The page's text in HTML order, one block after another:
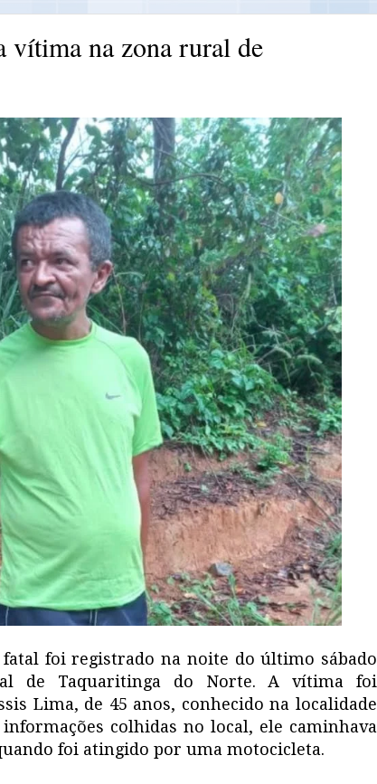
vítima na zona rural de
fatal foi registrado na noite do último sábado
de Taquaritinga do Norte. A vítima foi
Lima, de 45 anos, conhecido na localidade
informações colhidas no local, ele caminhava
foi atingido por uma motocicleta.